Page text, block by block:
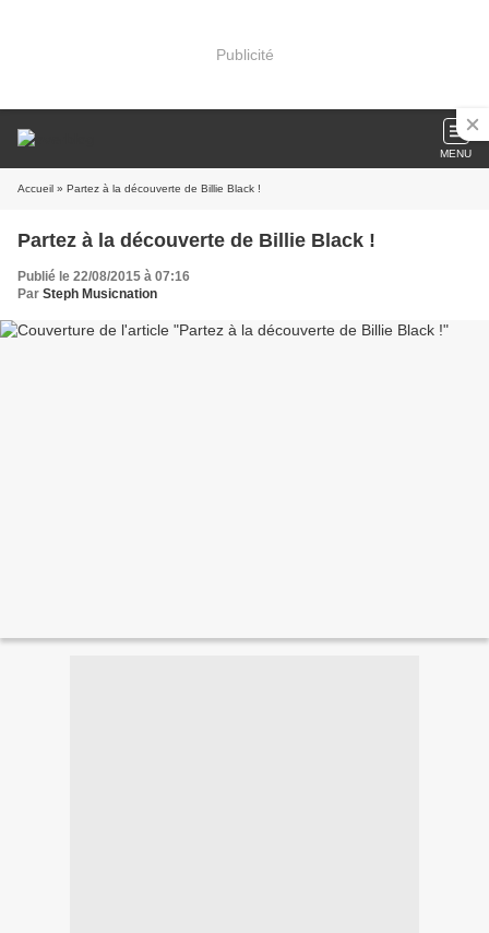
Publicité
MENU
Accueil » Partez à la découverte de Billie Black !
Partez à la découverte de Billie Black !
Publié le 22/08/2015 à 07:16
Par Steph Musicnation